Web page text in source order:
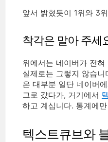
앞서 밝혔듯이 1위와 3
착각은 말아 주세
위에서는 네이버가 전
실제로는 그렇지 않습
은 대부분 일단 네이버
그로 갔다가, 거기에서
하고 계십니다. 통계에
텍스트큐브와